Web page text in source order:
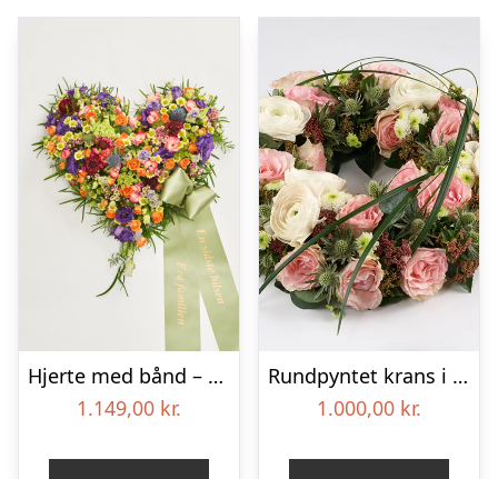
Hjerte med bånd – Floristens kreative valg
1.149,00 kr.
Rundpyntet krans i lyse farver – Blomster til begravelse
1.000,00 kr.